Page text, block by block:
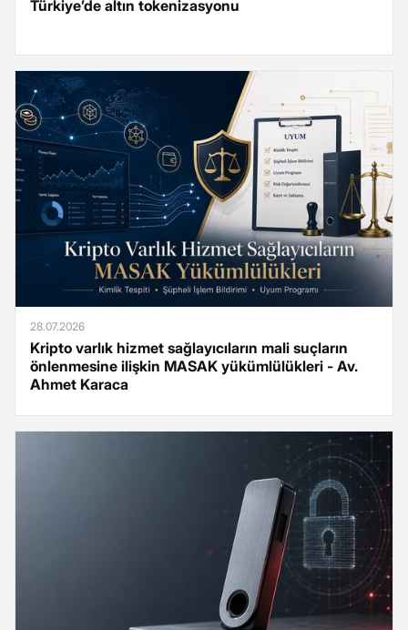
Türkiye’de altın tokenizasyonu
28.07.2026
Kripto varlık hizmet sağlayıcıların mali suçların
önlenmesine ilişkin MASAK yükümlülükleri - Av.
Ahmet Karaca